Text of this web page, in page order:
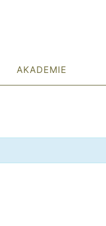
AKADEMIE